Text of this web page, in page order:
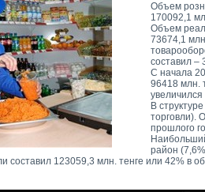
Объем
170092,1
Объем
73674,1
составил –
С начала
96418 млн.
В
торговли).
прошлого
район
составил 123059,3 млн. тенге или 42% в